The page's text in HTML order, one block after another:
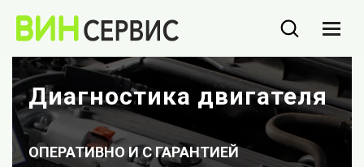
Диагностика двигателя
ОПЕРАТИВНО И С ГАРАНТИЕЙ